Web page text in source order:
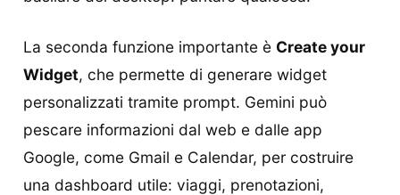
La seconda funzione importante è Create your
Widget, che permette di generare widget
personalizzati tramite prompt. Gemini può
pescare informazioni dal web e dalle app
Google, come Gmail e Calendar, per costruire
una dashboard utile: viaggi, prenotazioni,